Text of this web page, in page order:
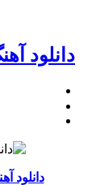
دانلود
دانلود